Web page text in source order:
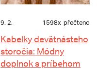
9. 2. 1598x přečteno
Kabelky devätnásteho
storočia: Módny
doplnok s príbehom